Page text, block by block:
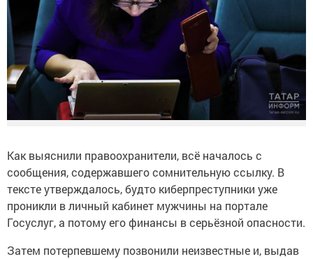
Как выяснили правоохранители, всё началось с
сообщения, содержавшего сомнительную ссылку. В
тексте утверждалось, будто киберпреступники уже
проникли в личный кабинет мужчины на портале
Госуслуг, а потому его финансы в серьёзной опасности.
Затем потерпевшему позвонили неизвестные и, выдав